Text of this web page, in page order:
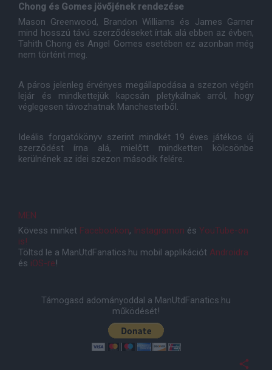
Chong és Gomes jövőjének rendezése
Mason Greenwood, Brandon Williams és James Garner
mind hosszú távú szerződéseket írtak alá ebben az évben,
Tahith Chong és Angel Gomes esetében ez azonban még
nem történt meg.
A páros jelenleg érvényes megállapodása a szezon végén
lejár és mindkettejük kapcsán pletykálnak arról, hogy
véglegesen távozhatnak Manchesterből.
Ideális forgatókönyv szerint mindkét 19 éves játékos új
szerződést írna alá, mielőtt mindketten kölcsönbe
kerülnének az idei szezon második felére.
MEN
Kövess minket Facebookon, Instagramon és YouTube-on
is!
Töltsd le a ManUtdFanatics.hu mobil applikációt Androidra
és iOS-re!
Támogasd adományoddal a ManUtdFanatics.hu
működését!